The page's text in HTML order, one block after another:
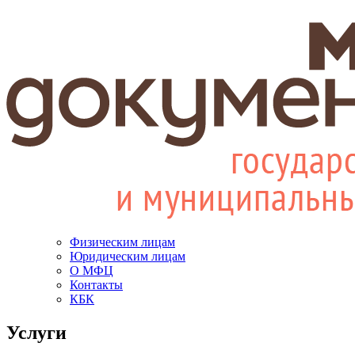
Физическим лицам
Юридическим лицам
О МФЦ
Контакты
КБК
Услуги